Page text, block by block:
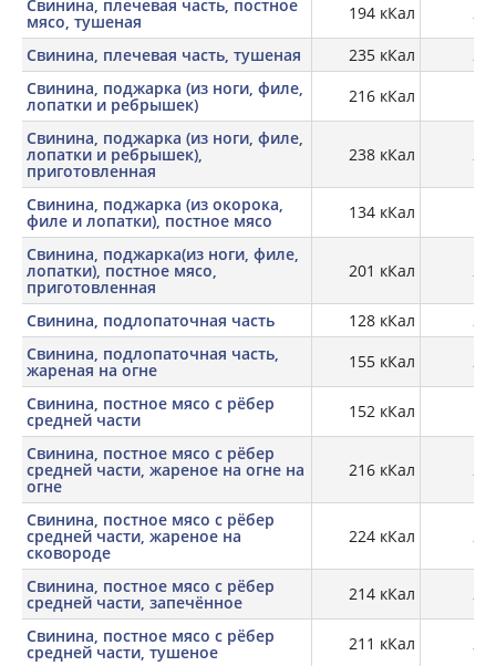
Свинина, плечевая часть, постное
мясо, тушеная 194 кКал
Свинина, плечевая часть, тушеная
235 кКал
Свинина, поджарка (из ноги, филе,
лопатки и ребрышек) 216 кКал
Свинина, поджарка (из ноги, филе,
лопатки и ребрышек),
приготовленная
238 кКал
Свинина, поджарка (из окорока,
филе и лопатки), постное мясо 134 кКал
Свинина, поджарка(из ноги, филе,
лопатки), постное мясо,
приготовленная
201 кКал
Свинина, подлопаточная часть 128 кКал
Свинина, подлопаточная часть,
жареная на огне 155 кКал
Свинина, постное мясо с рёбер
средней части 152 кКал
Свинина, постное мясо с рёбер
средней части, жареное на огне на
огне
216 кКал
Свинина, постное мясо с рёбер
средней части, жареное на
сковороде
224 кКал
Свинина, постное мясо с рёбер
средней части, запечённое 214 кКал
Свинина, постное мясо с рёбер
средней части, тушеное 211 кКал